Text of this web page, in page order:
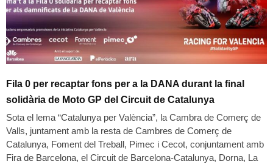
Fila 0 per recaptar fons per a la DANA durant la final
solidària de Moto GP del Circuit de Catalunya
Sota el lema “Catalunya per València”, la Cambra de Comerç de
Valls, juntament amb la resta de Cambres de Comerç de
Catalunya, Foment del Treball, Pimec i Cecot, conjuntament amb
Fira de Barcelona, el Circuit de Barcelona-Catalunya, Dorna, La